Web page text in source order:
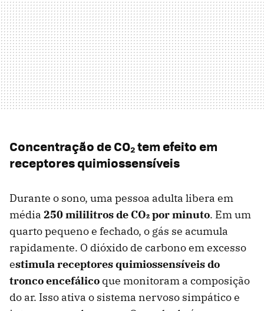
Concentração de CO₂ tem efeito em
receptores quimiossensíveis
Durante o sono, uma pessoa adulta libera em
média 250 mililitros de CO₂ por minuto. Em um
quarto pequeno e fechado, o gás se acumula
rapidamente. O dióxido de carbono em excesso
estimula receptores quimiossensíveis do
tronco encefálico que monitoram a composição
do ar. Isso ativa o sistema nervoso simpático e